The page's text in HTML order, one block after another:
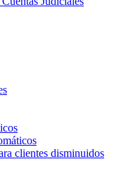
clientes disminuidos